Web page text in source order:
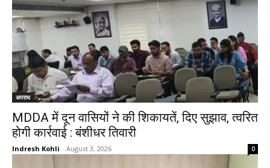
अपराध
MDDA में दून वासियों ने की शिकायतें, दिए सुझाव, त्वरित
होगी कार्रवाई : बंशीधर तिवारी
Indresh Kohli - August 3, 2026 0